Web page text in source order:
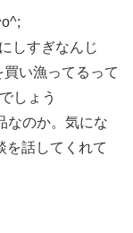
しすぎなんじ
い漁ってるって
しょう
なのか。気にな
を話してくれて